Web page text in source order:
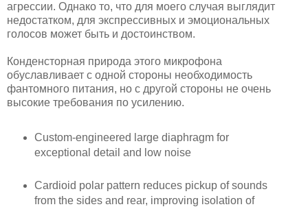
агрессии. Однако то, что для моего случая выглядит
недостатком, для экспрессивных и эмоциональных
голосов может быть и достоинством.
Конденсторная природа этого микрофона
обуславливает с одной стороны необходимость
фантомного питания, но с другой стороны не очень
высокие требования по усилению.
Custom-engineered large diaphragm for
exceptional detail and low noise
Cardioid polar pattern reduces pickup of sounds
from the sides and rear, improving isolation of